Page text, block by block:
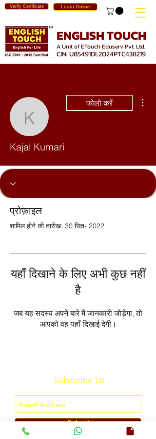
Learn Online
Verify Certificate
ENGLISH TOUCH
A Unit of ETouch Eduserv Pvt. Ltd.
CIN: U85491DL2024PTC438219
Kajal Kumari
फोलो करें
Kajal Kumari
प्रोफ़ाइल
शामिल होने की तारीख: 30 सित॰ 2022
यहाँ दिखाने के लिए अभी कुछ नहीं
है
जब यह सदस्य अपने बारे में जानकारी जोड़ेगा, तो
आपको वह यहाँ दिखाई देगी।
Subscribe Us
Submit